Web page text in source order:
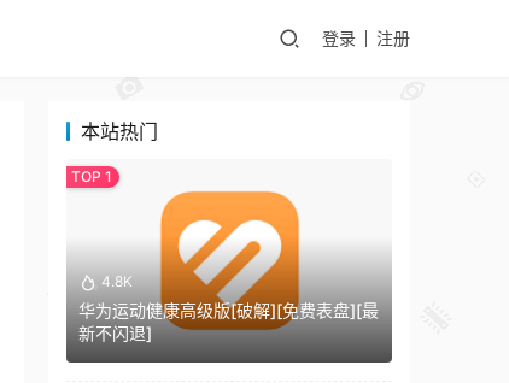
登录 注册
本站热门
4.8K
华为运动健康高级版[破解][免费表盘][最
新不闪退]